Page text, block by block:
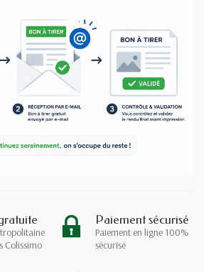
Colissimo
Paiement sécurisé
Paiement en ligne 100%
sécurisé